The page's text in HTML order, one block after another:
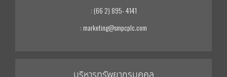
: (66 2) 895- 4141
: marketing@smpcplc.com
บริหารทรัพยากรบุคคล